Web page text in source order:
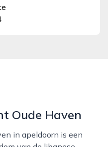
Oude Haven